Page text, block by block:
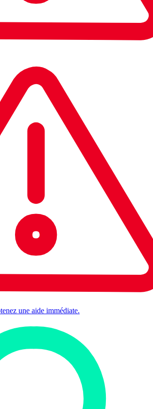
une aide immédiate.